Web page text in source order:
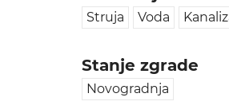
Struja Voda
Stanje zgrade
Novogradnja